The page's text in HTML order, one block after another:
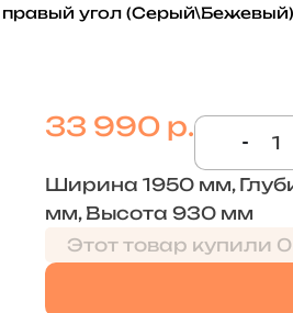
угол (Серый\Бежевый)
33 990 р. -
Ширина 1950 мм,
мм, Высота 930 мм
Этот товар купили